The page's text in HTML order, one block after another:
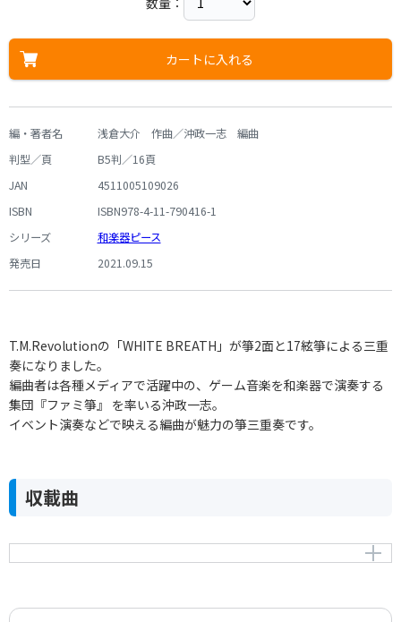
カートに入れる
編・著者名
浅倉大介 作曲／沖政一志 編曲
判型／頁
B5判／16頁
JAN
4511005109026
ISBN
ISBN978-4-11-790416-1
シリーズ
和楽器ピース
発売日
2021.09.15
T.M.Revolutionの「WHITE BREATH」が箏2面と17絃箏による三重
奏になりました。
編曲者は各種メディアで活躍中の、ゲーム音楽を和楽器で演奏する
集団『ファミ箏』 を率いる沖政一志。
イベント演奏などで映える編曲が魅力の箏三重奏です。
収載曲
WHITE BREATH